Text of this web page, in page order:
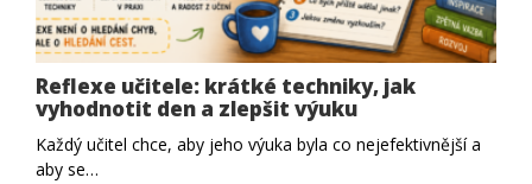
Reflexe učitele: krátké techniky, jak
vyhodnotit den a zlepšit výuku
Každý učitel chce, aby jeho výuka byla co nejefektivnější a
aby se…